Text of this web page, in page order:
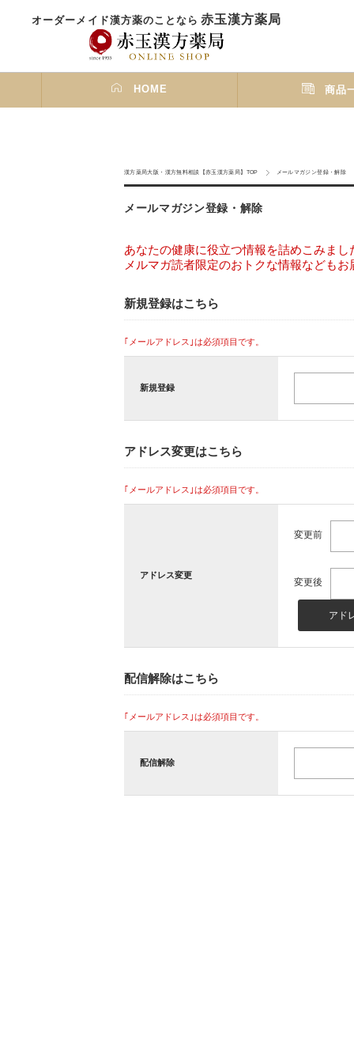
オーダーメイド漢方薬のことなら 赤玉漢方薬局
HOME 商品
漢方薬局大阪・漢方無料相談【赤玉漢方薬局】TOP メールマガジン登録・解除
メールマガジン登録・解除
あなたの健康に役立つ情報を詰めこみまし
メルマガ読者限定のおトクな情報などもお
新規登録はこちら
｢メールアドレス｣は必須項目です。
新規登録
アドレス変更はこちら
｢メールアドレス｣は必須項目です。
アドレス変更
変更前
変更後
配信解除はこちら
｢メールアドレス｣は必須項目です。
配信解除